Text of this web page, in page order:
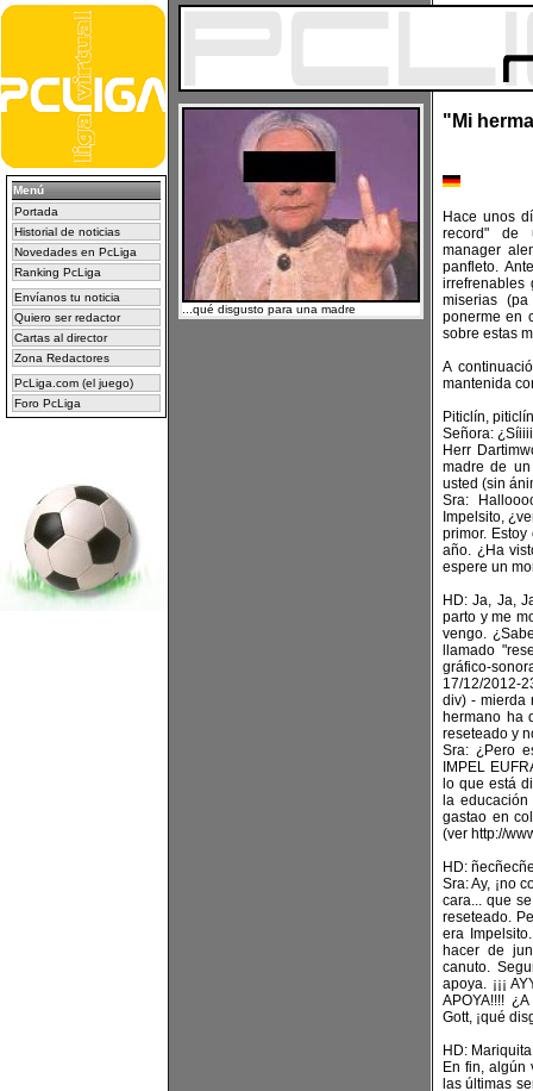
Menú
Portada
Historial de noticias
Novedades en PcLiga
Ranking PcLiga
Envíanos tu noticia
Quiero ser redactor
Cartas al director
Zona Redactores
PcLiga.com (el juego)
Foro PcLiga
...qué disgusto para una madre
"Mi
Hace unos
record" de
manager
panfleto.
miserias
ponerme en
sobre estas
A
mantenida
Piticlín,
Señora:
Herr
madre de
usted (sin
Sra:
Impelsito,
primor.
año. ¿Ha
espere un
HD: Ja, Ja,
parto y me
vengo.
llamado
gráfico-
17/12/2012-
div) - mierda
hermano ha
reseteado y
Sra: ¿Pero
IMPEL
lo que está
la
gastao en
(ver http://
HD:
Sra: Ay, ¡no
cara... que
reseteado.
era
hacer de
canuto.
apoya. ¡¡¡
APOYA!!!!
Gott, ¡qué
HD:
En fin, algún
las últimas